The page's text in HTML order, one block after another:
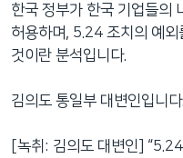
한국 정부가 한국 기업들의
허용하며, 5.24 조치의 예외
것이란 분석입니다.
김의도 통일부 대변인입니다.
[녹취: 김의도 대변인]